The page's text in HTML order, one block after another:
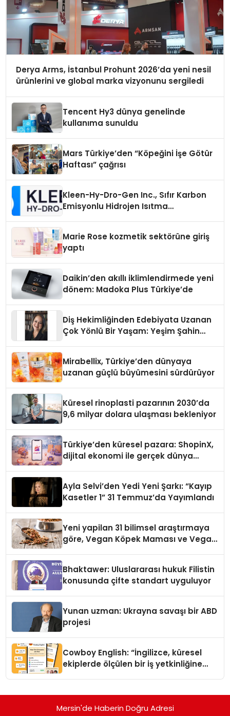
Derya Arms, İstanbul Prohunt 2026’da yeni nesil
ürünlerini ve global marka vizyonunu sergiledi
Tencent Hy3 dünya genelinde
kullanıma sunuldu
Mars Türkiye’den “Köpeğini İşe Götür
Haftası” çağrısı
Kleen-Hy-Dro-Gen Inc., Sıfır Karbon
Emisyonlu Hidrojen Isıtma
Marie Rose kozmetik sektörüne giriş
yaptı
Daikin’den akıllı iklimlendirmede yeni
dönem: Madoka Plus Türkiye’de
Diş Hekimliğinden Edebiyata Uzanan
Çok Yönlü Bir Yaşam: Yeşim Şahin
Mirabellix, Türkiye’den dünyaya
uzanan güçlü büyümesini sürdürüyor
Küresel rinoplasti pazarının 2030’da
9,6 milyar dolara ulaşması bekleniyor
Türkiye’den küresel pazara: ShopinX,
dijital ekonomi ile gerçek dünya
Ayla Selvi’den Yedi Yeni Şarkı: “Kayıp
Kasetler 1” 31 Temmuz’da Yayımlandı
Yeni yapilan 31 bilimsel araştırmaya
göre, Vegan Köpek Maması ve Vegan
Bhaktawer: Uluslararası hukuk Filistin
konusunda çifte standart uyguluyor
Yunan uzman: Ukrayna savaşı bir ABD
projesi
Cowboy English: “İngilizce, küresel
ekiplerde ölçülen bir iş yetkinliğine
Mersin'de Haberin Doğru Adresi